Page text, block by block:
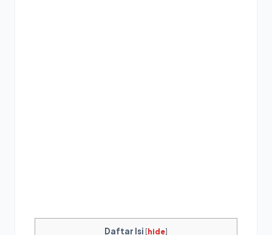
Daftar Isi [hide]